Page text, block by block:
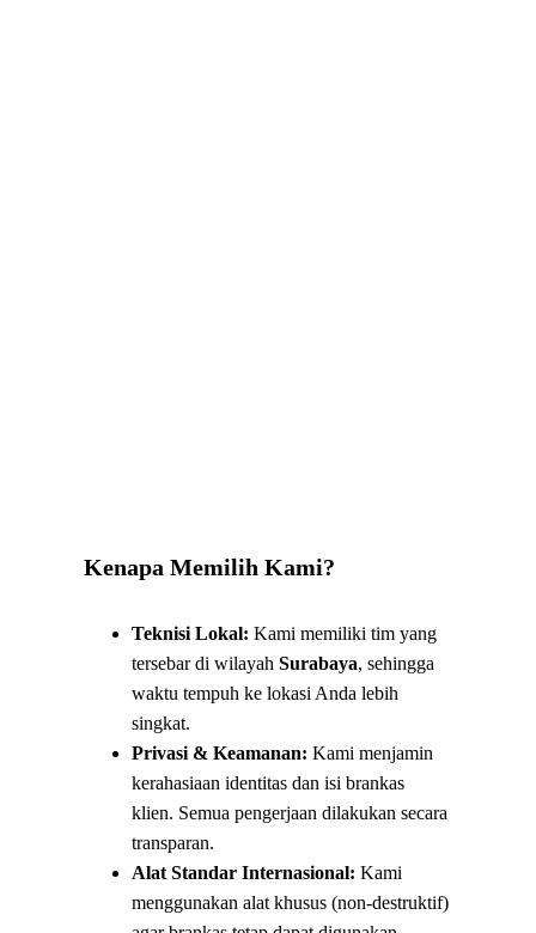
Kenapa Memilih Kami?
Teknisi Lokal: Kami memiliki tim yang
tersebar di wilayah Surabaya, sehingga
waktu tempuh ke lokasi Anda lebih
singkat.
Privasi & Keamanan: Kami menjamin
kerahasiaan identitas dan isi brankas
klien. Semua pengerjaan dilakukan secara
transparan.
Alat Standar Internasional: Kami
menggunakan alat khusus (non-destruktif)